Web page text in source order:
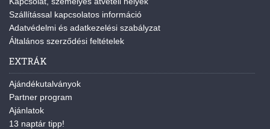
Szállítással kapcsolatos információ
Adatvédelmi és adatkezelési szabályzat
Általános szerződési feltételek
EXTRÁK
Ajándékutalványok
Partner program
Ajánlatok
13 naptár tipp!